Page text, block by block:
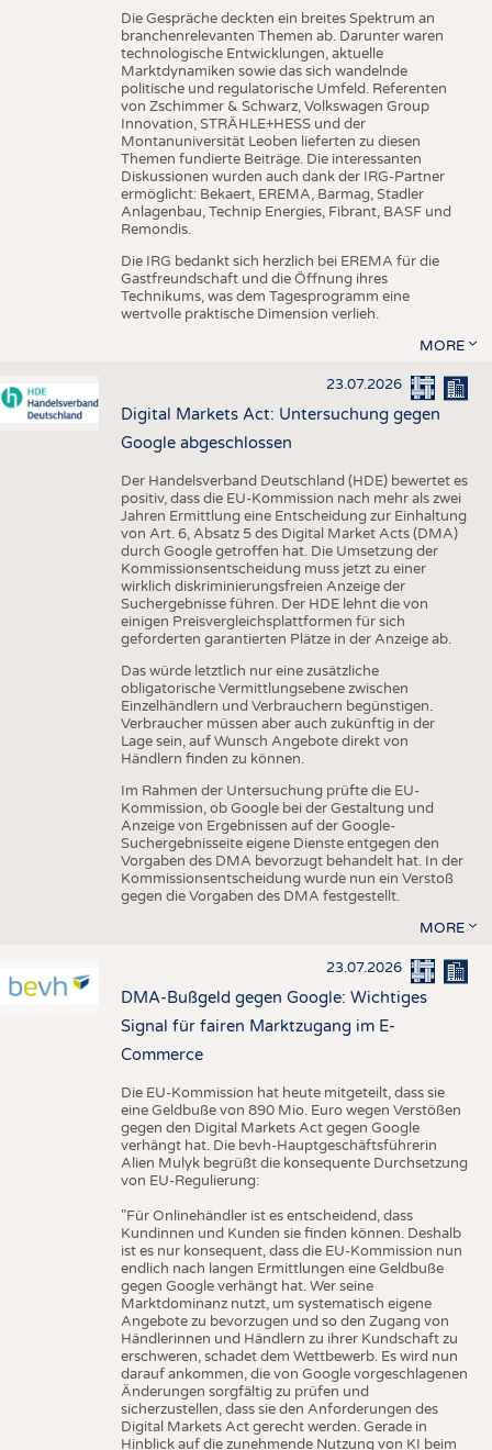
Die Gespräche deckten ein breites Spektrum an
branchenrelevanten Themen ab. Darunter waren
technologische Entwicklungen, aktuelle
Marktdynamiken sowie das sich wandelnde
politische und regulatorische Umfeld. Referenten
von Zschimmer & Schwarz, Volkswagen Group
Innovation, STRÄHLE+HESS und der
Montanuniversität Leoben lieferten zu diesen
Themen fundierte Beiträge. Die interessanten
Diskussionen wurden auch dank der IRG-Partner
ermöglicht: Bekaert, EREMA, Barmag, Stadler
Anlagenbau, Technip Energies, Fibrant, BASF und
Remondis.
Die IRG bedankt sich herzlich bei EREMA für die
Gastfreundschaft und die Öffnung ihres
Technikums, was dem Tagesprogramm eine
wertvolle praktische Dimension verlieh.
MORE
23.07.2026
Digital Markets Act: Untersuchung gegen
Google abgeschlossen
Der Handelsverband Deutschland (HDE) bewertet es
positiv, dass die EU-Kommission nach mehr als zwei
Jahren Ermittlung eine Entscheidung zur Einhaltung
von Art. 6, Absatz 5 des Digital Market Acts (DMA)
durch Google getroffen hat. Die Umsetzung der
Kommissionsentscheidung muss jetzt zu einer
wirklich diskriminierungsfreien Anzeige der
Suchergebnisse führen. Der HDE lehnt die von
einigen Preisvergleichsplattformen für sich
geforderten garantierten Plätze in der Anzeige ab.
Das würde letztlich nur eine zusätzliche
obligatorische Vermittlungsebene zwischen
Einzelhändlern und Verbrauchern begünstigen.
Verbraucher müssen aber auch zukünftig in der
Lage sein, auf Wunsch Angebote direkt von
Händlern finden zu können.
Im Rahmen der Untersuchung prüfte die EU-
Kommission, ob Google bei der Gestaltung und
Anzeige von Ergebnissen auf der Google-
Suchergebnisseite eigene Dienste entgegen den
Vorgaben des DMA bevorzugt behandelt hat. In der
Kommissionsentscheidung wurde nun ein Verstoß
gegen die Vorgaben des DMA festgestellt.
MORE
23.07.2026
DMA-Bußgeld gegen Google: Wichtiges
Signal für fairen Marktzugang im E-
Commerce
Die EU-Kommission hat heute mitgeteilt, dass sie
eine Geldbuße von 890 Mio. Euro wegen Verstößen
gegen den Digital Markets Act gegen Google
verhängt hat. Die bevh-Hauptgeschäftsführerin
Alien Mulyk begrüßt die konsequente Durchsetzung
von EU-Regulierung:
"Für Onlinehändler ist es entscheidend, dass
Kundinnen und Kunden sie finden können. Deshalb
ist es nur konsequent, dass die EU-Kommission nun
endlich nach langen Ermittlungen eine Geldbuße
gegen Google verhängt hat. Wer seine
Marktdominanz nutzt, um systematisch eigene
Angebote zu bevorzugen und so den Zugang von
Händlerinnen und Händlern zu ihrer Kundschaft zu
erschweren, schadet dem Wettbewerb. Es wird nun
darauf ankommen, die von Google vorgeschlagenen
Änderungen sorgfältig zu prüfen und
sicherzustellen, dass sie den Anforderungen des
Digital Markets Act gerecht werden. Gerade in
Hinblick auf die zunehmende Nutzung von KI beim